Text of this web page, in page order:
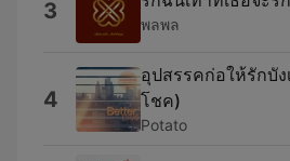
3 พลพล
4
อุปสรรคก่อให้รักบั
โชค)
Potato